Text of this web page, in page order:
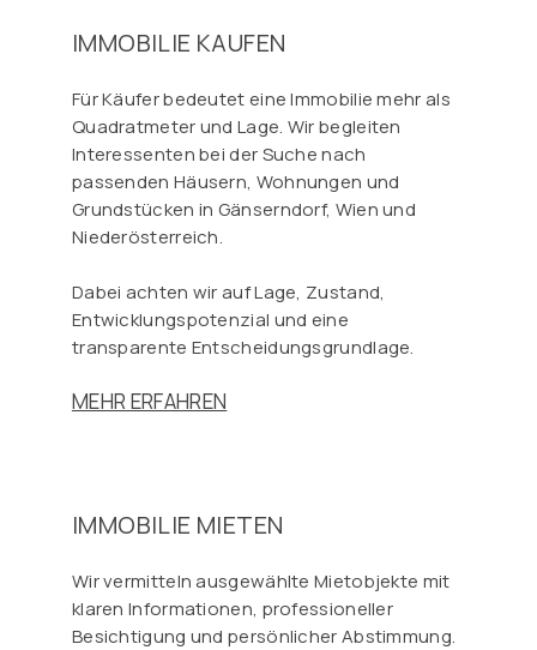
IMMOBILIE KAUFEN
Für Käufer bedeutet eine Immobilie mehr als
Quadratmeter und Lage. Wir begleiten
Interessenten bei der Suche nach
passenden Häusern, Wohnungen und
Grundstücken in Gänserndorf, Wien und
Niederösterreich.
Dabei achten wir auf Lage, Zustand,
Entwicklungspotenzial und eine
transparente Entscheidungsgrundlage.
MEHR ERFAHREN
IMMOBILIE MIETEN
Wir vermitteln ausgewählte Mietobjekte mit
klaren Informationen, professioneller
Besichtigung und persönlicher Abstimmung.